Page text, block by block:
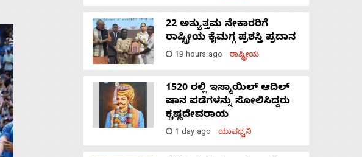
22 ಅತ್ಯುತ್ತಮ ನೇಕಾರರಿಗೆ
ರಾಷ್ಟ್ರೀಯ ಕೈಮಗ್ಗ ಪ್ರಶಸ್ತಿ ಪ್ರದಾನ
19 hours ago ರಾಷ್ಟ್ರೀಯ
1520 ರಲ್ಲಿ ಇಸ್ಮಾಯಿಲ್ ಆದಿಲ್
ಷಾನ ಪಡೆಗಳನ್ನು ಸೋಲಿಸಿದ್ದರು
ಕೃಷ್ಣದೇವರಾಯ
1 day ago ಯುವಧ್ವನಿ